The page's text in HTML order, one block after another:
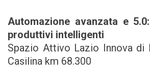
Automazione avanzata e
produttivi intelligenti
Spazio Attivo Lazio Innova di
Casilina km 68.300